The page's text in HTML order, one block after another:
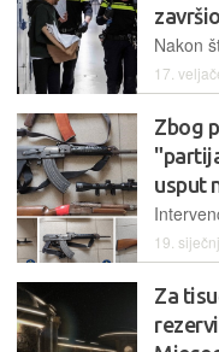
17.
Zbog
usput
19.
Za